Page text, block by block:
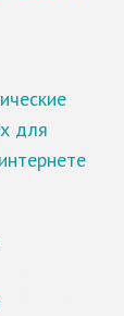
для